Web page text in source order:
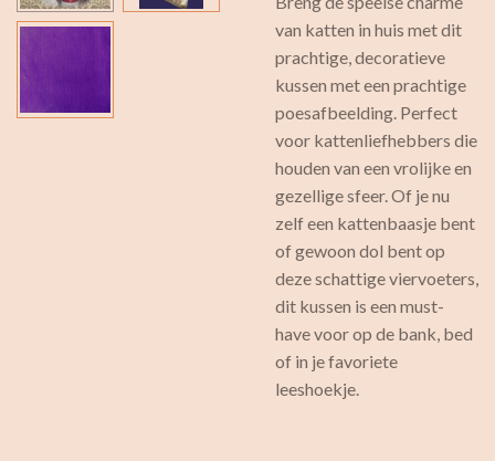
van katten in huis met dit
prachtige, decoratieve
kussen met een prachtige
poesafbeelding. Perfect
voor kattenliefhebbers die
houden van een vrolijke en
gezellige sfeer. Of je nu
zelf een kattenbaasje bent
of gewoon dol bent op
deze schattige viervoeters,
dit kussen is een must-
have voor op de bank, bed
of in je favoriete
leeshoekje.